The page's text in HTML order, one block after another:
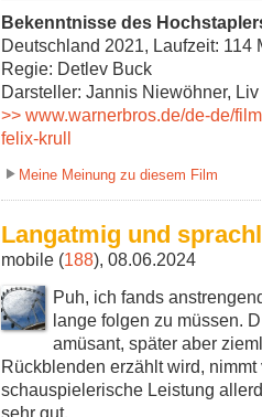
Bekenntnisse des
Deutschland 2021, Laufzeit: 114
Regie: Detlev Buck
Darsteller: Jannis Niewöhner,
>> www.warnerbros.de/de-de/
felix-krull
Meine Meinung zu diesem Film
Langatmig und
mobile (188), 08.06.2024
Puh, ich fands
lange folgen zu müssen.
amüsant, später aber
Rückblenden erzählt wird,
schauspielerische Leistung
sehr gut.